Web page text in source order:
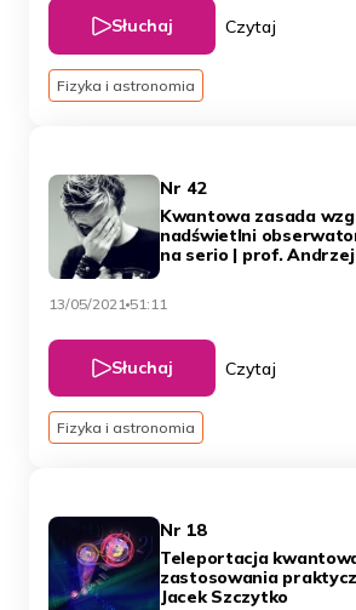
Słuchaj Czytaj
Fizyka i astronomia
Nr 42
Kwantowa zasada
nadświetlni
na serio | prof.
13/05/2021 51:11
Słuchaj Czytaj
Fizyka i astronomia
Nr 18
Teleportacja
zastosowania
Jacek Szczytko